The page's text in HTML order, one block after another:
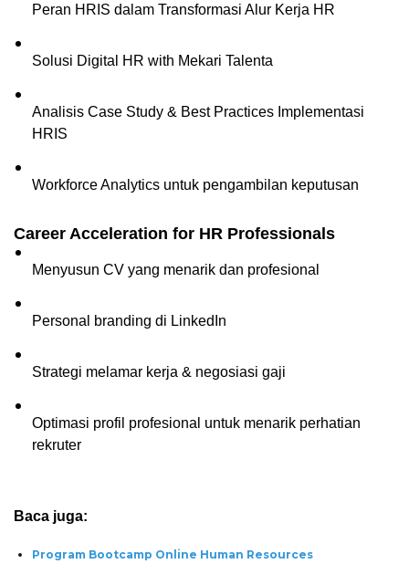
Peran HRIS dalam Transformasi Alur Kerja HR
Solusi Digital HR with Mekari Talenta
Analisis Case Study & Best Practices Implementasi
HRIS
Workforce Analytics untuk pengambilan keputusan
Career Acceleration for HR Professionals
Menyusun CV yang menarik dan profesional
Personal branding di LinkedIn
Strategi melamar kerja & negosiasi gaji
Optimasi profil profesional untuk menarik perhatian
rekruter
Baca juga:
Program Bootcamp Online Human Resources